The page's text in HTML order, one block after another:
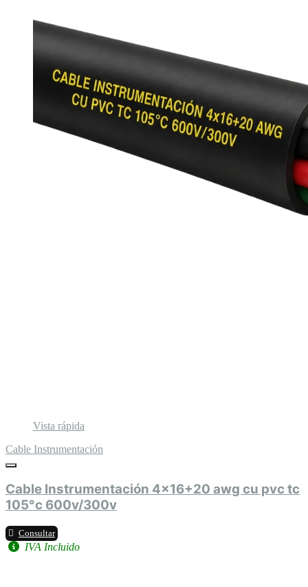
Vista rápida
Cable Instrumentación
Cable Instrumentación 4x16+20 awg cu pvc tc
105°c 600v/300v
Consultar
IVA Incluido